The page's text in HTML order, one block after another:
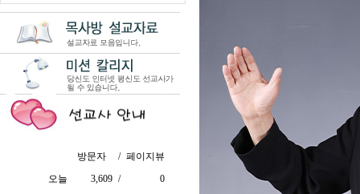
방문자 / 페이지뷰
오늘
3,609 /
0